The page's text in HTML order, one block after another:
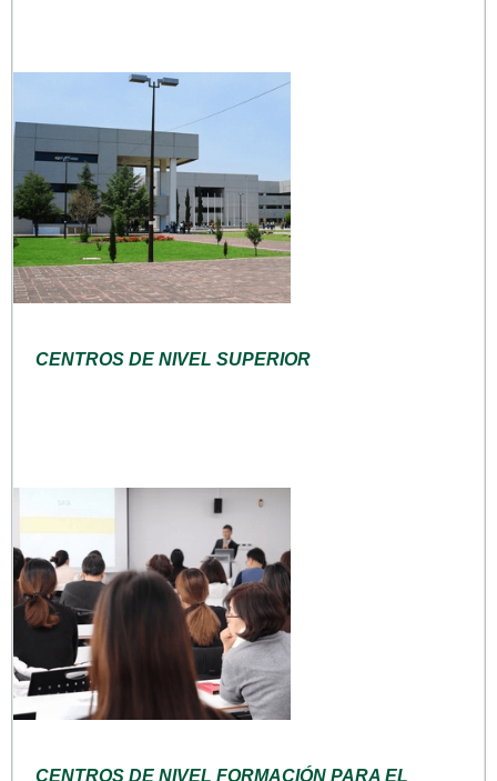
CENTROS DE NIVEL SUPERIOR
CENTROS DE NIVEL FORMACIÓN PARA EL